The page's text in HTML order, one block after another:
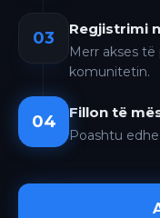
03 Regjistrimi
Merr akses
komunitetin.
04 Fillon të
Poashtu